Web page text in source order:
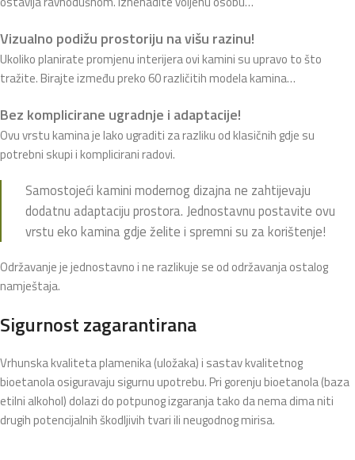
Vizualno podižu prostoriju na višu razinu!
Ukoliko planirate promjenu interijera ovi kamini su upravo to što
tražite. Birajte između preko 60 različitih modela kamina…
Bez komplicirane ugradnje i adaptacije!
Ovu vrstu kamina je lako ugraditi za razliku od klasičnih gdje su
potrebni skupi i komplicirani radovi.
Samostojeći kamini modernog dizajna ne zahtijevaju
dodatnu adaptaciju prostora. Jednostavnu postavite ovu
vrstu eko kamina gdje želite i spremni su za korištenje!
Održavanje je jednostavno i ne razlikuje se od održavanja ostalog
namještaja.
Sigurnost zagarantirana
Vrhunska kvaliteta plamenika (uložaka) i sastav kvalitetnog
bioetanola osiguravaju sigurnu upotrebu. Pri gorenju bioetanola (baza
etilni alkohol) dolazi do potpunog izgaranja tako da nema dima niti
drugih potencijalnih škodljivih tvari ili neugodnog mirisa.